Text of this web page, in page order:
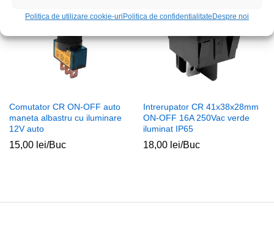
Politica de utilizare cookie-uriPolitica de confidentialitateDespre noi
Comutator CR ON-OFF auto
maneta albastru cu iluminare
12V auto
15,00 lei/Buc
Intrerupator CR 41x38x28mm
ON-OFF 16A 250Vac verde
iluminat IP65
18,00 lei/Buc